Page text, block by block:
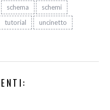
schema
schemi
tutorial
uncinetto